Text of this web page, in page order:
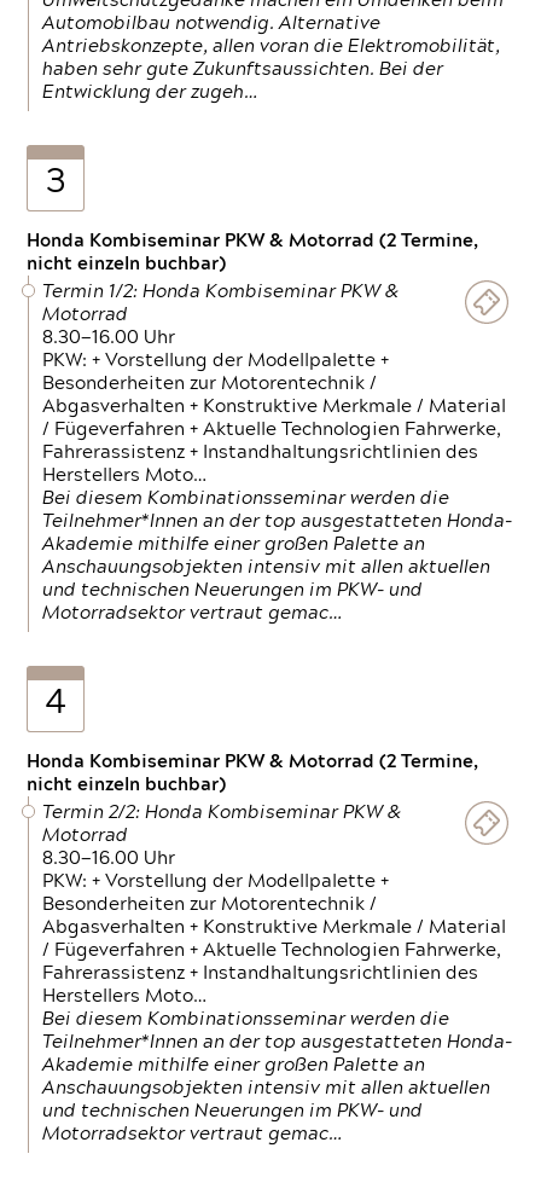
Automobilbau notwendig. Alternative
Antriebskonzepte, allen voran die Elektromobilität,
haben sehr gute Zukunftsaussichten. Bei der
Entwicklung der zugeh…
3
Honda Kombiseminar PKW & Motorrad (2 Termine,
nicht einzeln buchbar)
Termin 1/2: Honda Kombiseminar PKW &
Motorrad
8.30—16.00 Uhr
PKW: + Vorstellung der Modellpalette +
Besonderheiten zur Motorentechnik /
Abgasverhalten + Konstruktive Merkmale / Material
/ Fügeverfahren + Aktuelle Technologien Fahrwerke,
Fahrerassistenz + Instandhaltungsrichtlinien des
Herstellers Moto…
Bei diesem Kombinationsseminar werden die
Teilnehmer*Innen an der top ausgestatteten Honda-
Akademie mithilfe einer großen Palette an
Anschauungsobjekten intensiv mit allen aktuellen
und technischen Neuerungen im PKW- und
Motorradsektor vertraut gemac…
4
Honda Kombiseminar PKW & Motorrad (2 Termine,
nicht einzeln buchbar)
Termin 2/2: Honda Kombiseminar PKW &
Motorrad
8.30—16.00 Uhr
PKW: + Vorstellung der Modellpalette +
Besonderheiten zur Motorentechnik /
Abgasverhalten + Konstruktive Merkmale / Material
/ Fügeverfahren + Aktuelle Technologien Fahrwerke,
Fahrerassistenz + Instandhaltungsrichtlinien des
Herstellers Moto…
Bei diesem Kombinationsseminar werden die
Teilnehmer*Innen an der top ausgestatteten Honda-
Akademie mithilfe einer großen Palette an
Anschauungsobjekten intensiv mit allen aktuellen
und technischen Neuerungen im PKW- und
Motorradsektor vertraut gemac…